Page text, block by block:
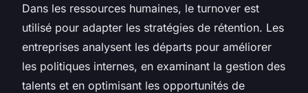
Dans les ressources humaines, le turnover est
utilisé pour adapter les stratégies de rétention. Les
entreprises analysent les départs pour améliorer
les politiques internes, en examinant la gestion des
talents et en optimisant les opportunités de